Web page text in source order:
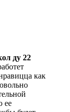
ду 22
как
ее